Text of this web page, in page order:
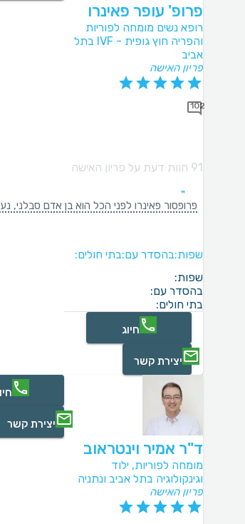
פרופ' עופר פאינרו
רופא נשים מומחה לפוריות
והפריה חוץ גופית - IVF בתל
אביב
פריון האישה
102
91 חוות דעת על פריון האישה
פרופסור פאינרו לפני הכל הוא בן אדם
שפות:בהסדר עם:בתי חולים:
שפות:
בהסדר עם:
בתי חולים:
חיוג
יצירת קשר
ד"ר אמיר וינטראוב
מומחה לפוריות, ילוד
וגינקולוגיה בתל אביב ונתניה
פריון האישה
יצירת קשר